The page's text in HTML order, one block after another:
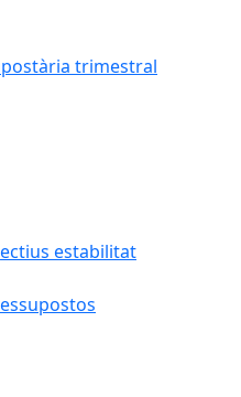
trimestral
estabilitat